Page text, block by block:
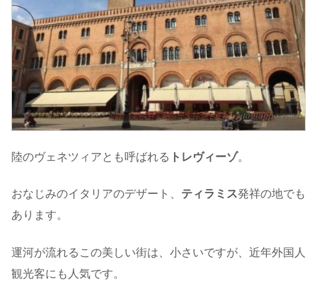
陸のヴェネツィアとも呼ばれる トレヴィーゾ。
おなじみのイタリアのデザート、 ティラミス発祥の地でも
あります。
運河が流れるこの美しい街は、小さいですが、近年外国人
観光客にも人気です。